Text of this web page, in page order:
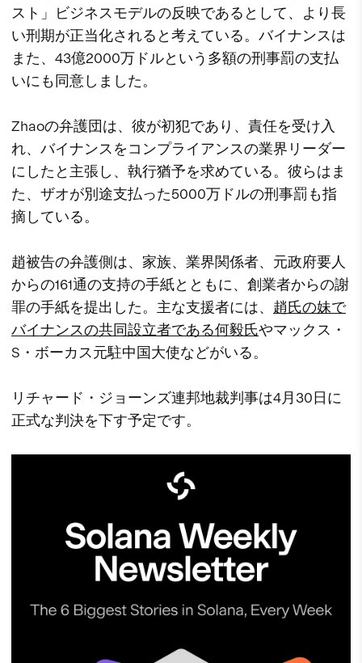
スト」ビジネスモデルの反映であるとして、より長
い刑期が正当化されると考えている。バイナンスは
また、43億2000万ドルという多額の刑事罰の支払
いにも同意しました。
Zhaoの弁護団は、彼が初犯であり、責任を受け入
れ、バイナンスをコンプライアンスの業界リーダー
にしたと主張し、執行猶予を求めている。彼らはま
た、ザオが別途支払った5000万ドルの刑事罰も指
摘している。
趙被告の弁護側は、家族、業界関係者、元政府要人
からの161通の支持の手紙とともに、創業者からの謝
罪の手紙を提出した。主な支援者には、 趙氏の妹で
バイナンスの共同設立者である何毅氏やマックス・
S・ボーカス元駐中国大使などがいる。
リチャード・ジョーンズ連邦地裁判事は4月30日に
正式な判決を下す予定です。